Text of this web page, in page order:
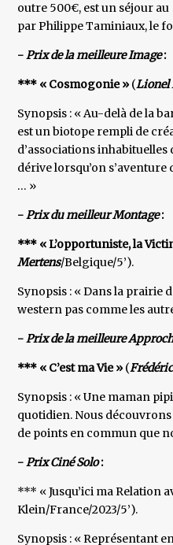
outre 500€, est un séjour
par Philippe Taminiaux, le
-Prix de la meilleure Image:
*** « Cosmogonie » (Lionel
Synopsis : « Au-delà de la
est un biotope rempli de
d’associations inhabituelles
dérive lorsqu’on
… »
-Prix du meilleur Montage:
*** « L’opportuniste, la
Mertens/Belgique/5’).
Synopsis : « Dans la prairie
western pas comme les
-Prix de la meilleure
*** « C’est ma Vie » (
Synopsis : « Une maman
quotidien. Nous
de points en commun que
-Prix Ciné Solo:
*** « Jusqu’ici ma Relation
Klein/France/2023/5’).
Synopsis : « Représentant